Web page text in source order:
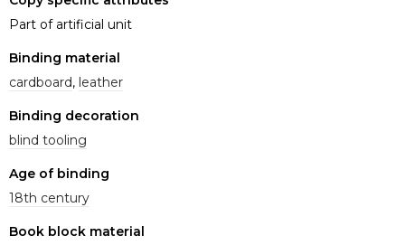
Part of artificial unit
Binding material
cardboard, leather
Binding decoration
blind tooling
Age of binding
18th century
Book block material